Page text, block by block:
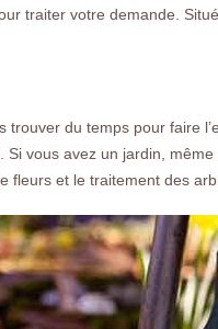
traiter votre demande.
du temps pour faire
vous avez un jardin,
fleurs et le traitement des